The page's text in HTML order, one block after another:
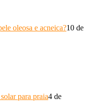
oleosa e acneica?10 de
para praia4 de